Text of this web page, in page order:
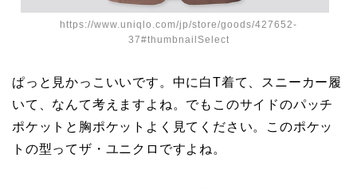
https://www.uniqlo.com/jp/store/goods/427652-
37#thumbnailSelect
ぱっと見かっこいいです。中に白T着て、スニーカー履
いて、なんて考えますよね。でもこのサイドのパッチ
ポケットと胸ポケットよく見てください。このポケッ
トの型ってザ・ユニクロですよね。